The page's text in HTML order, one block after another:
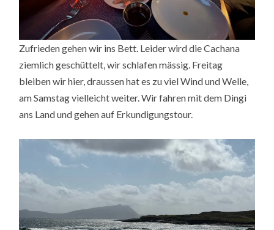
Zufrieden gehen wir ins Bett. Leider wird die Cachana
ziemlich geschüttelt, wir schlafen mässig. Freitag
bleiben wir hier, draussen hat es zu viel Wind und Welle,
am Samstag vielleicht weiter. Wir fahren mit dem Dingi
ans Land und gehen auf Erkundigungstour.